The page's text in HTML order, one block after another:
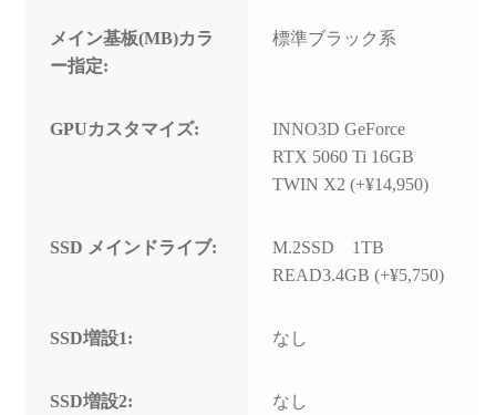
メイン基板(MB)カラ
ー指定:
標準ブラック系
GPUカスタマイズ:
INNO3D GeForce
RTX 5060 Ti 16GB
TWIN X2 (+¥14,950)
SSD メインドライブ:
M.2SSD 1TB
READ3.4GB (+¥5,750)
SSD増設1: なし
SSD増設2: なし